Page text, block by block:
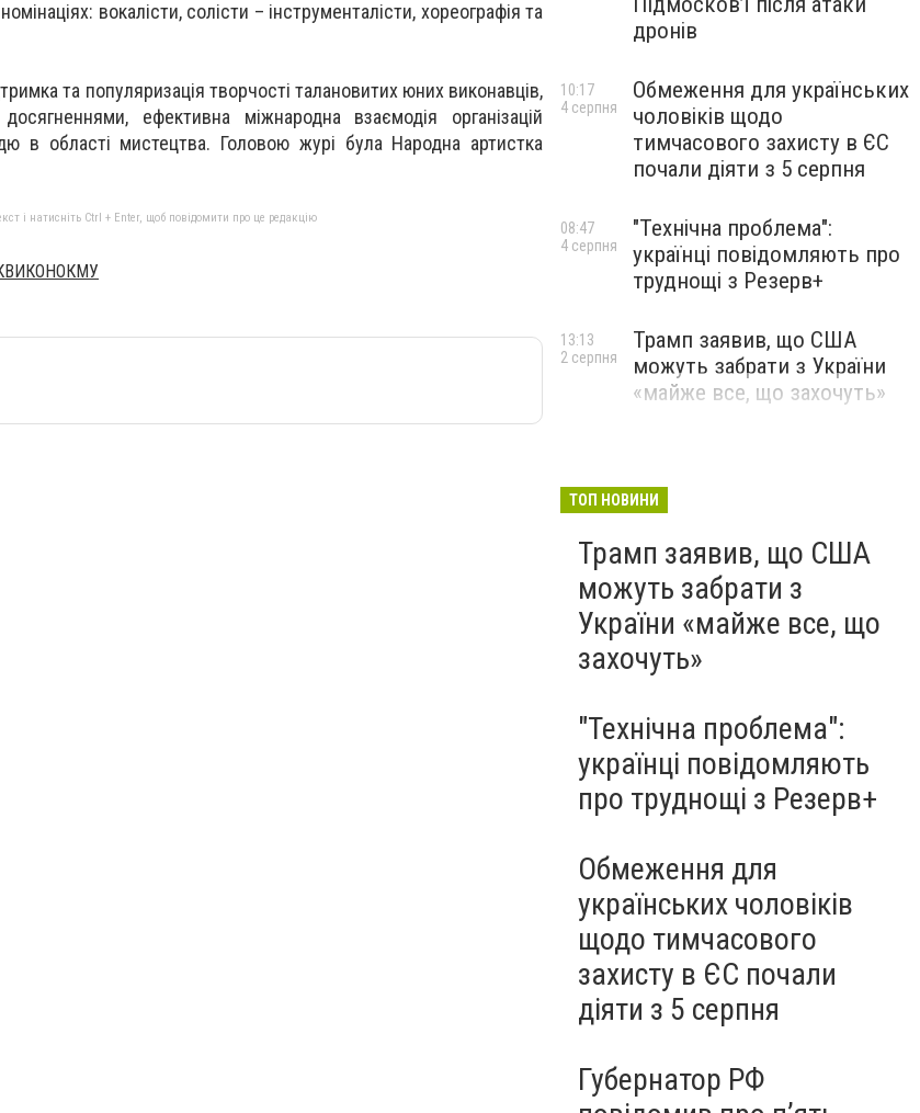
вокалісти, солісти – інструменталісти, хореографія та
та популяризація творчості талановитих юних виконавців,
ефективна міжнародна взаємодія організацій
в області мистецтва. Головою журі була Народна артистка
і натисніть Ctrl + Enter, щоб повідомити про це редакцію
дронів
Обмеження для українських
чоловіків щодо
тимчасового захисту в ЄС
почали діяти з 5 серпня
10:17
4 серпня
"Технічна проблема":
українці повідомляють про
труднощі з Резерв+
08:47
4 серпня
Трамп заявив, що США
можуть забрати з України
«майже все, що захочуть»
13:13
2 серпня
ТОП НОВИНИ
Трамп заявив, що США
можуть забрати з
України «майже все, що
захочуть»
"Технічна проблема":
українці повідомляють
про труднощі з Резерв+
Обмеження для
українських чоловіків
щодо тимчасового
захисту в ЄС почали
діяти з 5 серпня
Губернатор РФ